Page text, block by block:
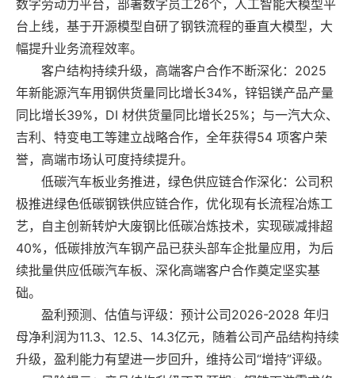
数字劳动力平台，部署数字员工26个，人工智能大模型平
台上线，基于开源模型自研了钢铁流程的垂直大模型，大
幅提升业务流程效率。
客户结构持续升级，高端客户合作不断深化：2025
年新能源汽车用钢供货量同比增长34%，锌铝镁产品产量
同比增长39%，DI 材供货量同比增长25%；与一汽大众、
吉利、特变电工等建立战略合作，全年获得54 项客户荣
誉，高端市场认可度持续提升。
低碳汽车板业务推进，绿色供应链合作深化：公司积
极推进绿色低碳钢铁供应链合作，优化现有长流程冶炼工
艺，自主创新转炉大废钢比低碳冶炼技术，实现碳减排超
40%，低碳排放汽车钢产品已获头部车企批量应用，为后
续批量供应低碳汽车板、深化高端客户合作奠定坚实基
础。
盈利预测、估值与评级：预计公司2026-2028 年归
母净利润为11.3、12.5、14.3亿元，随着公司产品结构持续
升级，盈利能力有望进一步回升，维持公司“增持”评级。